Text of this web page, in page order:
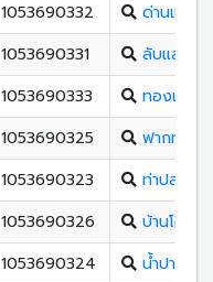
1053690332
ด่านแม่ค
1053690331
ลับแลพิท
1053690333
ทองแสนขั
1053690325
ฟากท่าวิท
1053690323
ท่าปลาปร
1053690326
บ้านโคกวิ
1053690324
น้ำปาดชนู